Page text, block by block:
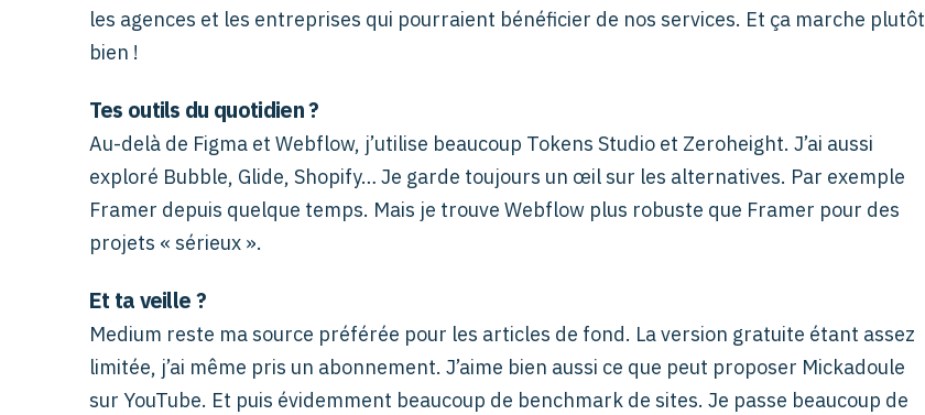
les agences et les entreprises qui pourraient bénéficier de nos services.​ Et ça marche plutôt
bien !
Tes outils du quotidien ?
Au-delà de Figma et Webflow, j’utilise beaucoup Tokens Studio et Zeroheight. J’ai aussi
exploré Bubble, Glide, Shopify… Je garde toujours un œil sur les alternatives. Par exemple
Framer depuis quelque temps. Mais je trouve Webflow plus robuste que Framer pour des
projets « sérieux ».
Et ta veille ?
Medium reste ma source préférée pour les articles de fond. La version gratuite étant assez
limitée, j’ai même pris un abonnement. J’aime bien aussi ce que peut proposer Mickadoule
sur YouTube. Et puis évidemment beaucoup de benchmark de sites. Je passe beaucoup de